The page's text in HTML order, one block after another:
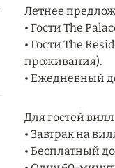
Летнее
• Гости The
• Гости The
проживания).
• Ежедневный
Для гостей
• Завтрак на
• Бесплатный